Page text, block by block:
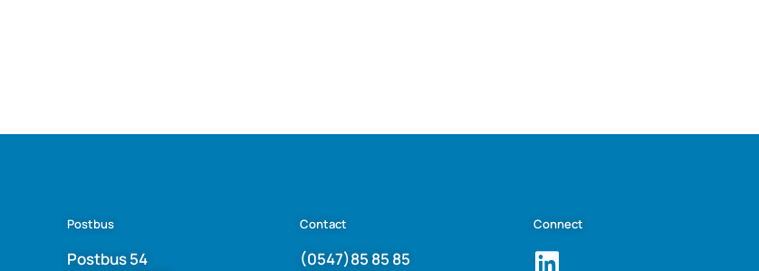
Postbus
Postbus 54
Contact
(0547)85 85 85
Connect